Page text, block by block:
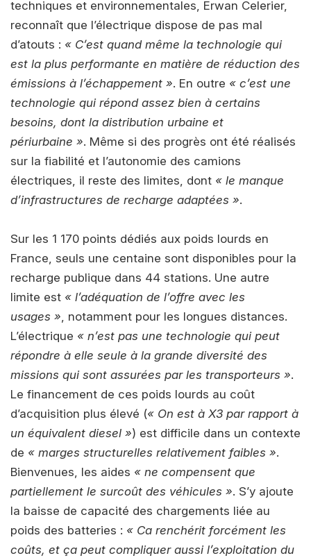
techniques et environnementales, Erwan Celerier,
reconnaît que l’électrique dispose de pas mal
d’atouts : « C’est quand même la technologie qui
est la plus performante en matière de réduction des
émissions à l’échappement ». En outre « c’est une
technologie qui répond assez bien à certains
besoins, dont la distribution urbaine et
périurbaine ». Même si des progrès ont été réalisés
sur la fiabilité et l’autonomie des camions
électriques, il reste des limites, dont « le manque
d’infrastructures de recharge adaptées ».
Sur les 1 170 points dédiés aux poids lourds en
France, seuls une centaine sont disponibles pour la
recharge publique dans 44 stations. Une autre
limite est « l’adéquation de l’offre avec les
usages », notamment pour les longues distances.
L’électrique « n’est pas une technologie qui peut
répondre à elle seule à la grande diversité des
missions qui sont assurées par les transporteurs ».
Le financement de ces poids lourds au coût
d’acquisition plus élevé (« On est à X3 par rapport à
un équivalent diesel ») est difficile dans un contexte
de « marges structurelles relativement faibles ».
Bienvenues, les aides « ne compensent que
partiellement le surcoût des véhicules ». S’y ajoute
la baisse de capacité des chargements liée au
poids des batteries : « Ca renchérit forcément les
coûts, et ça peut compliquer aussi l’exploitation du